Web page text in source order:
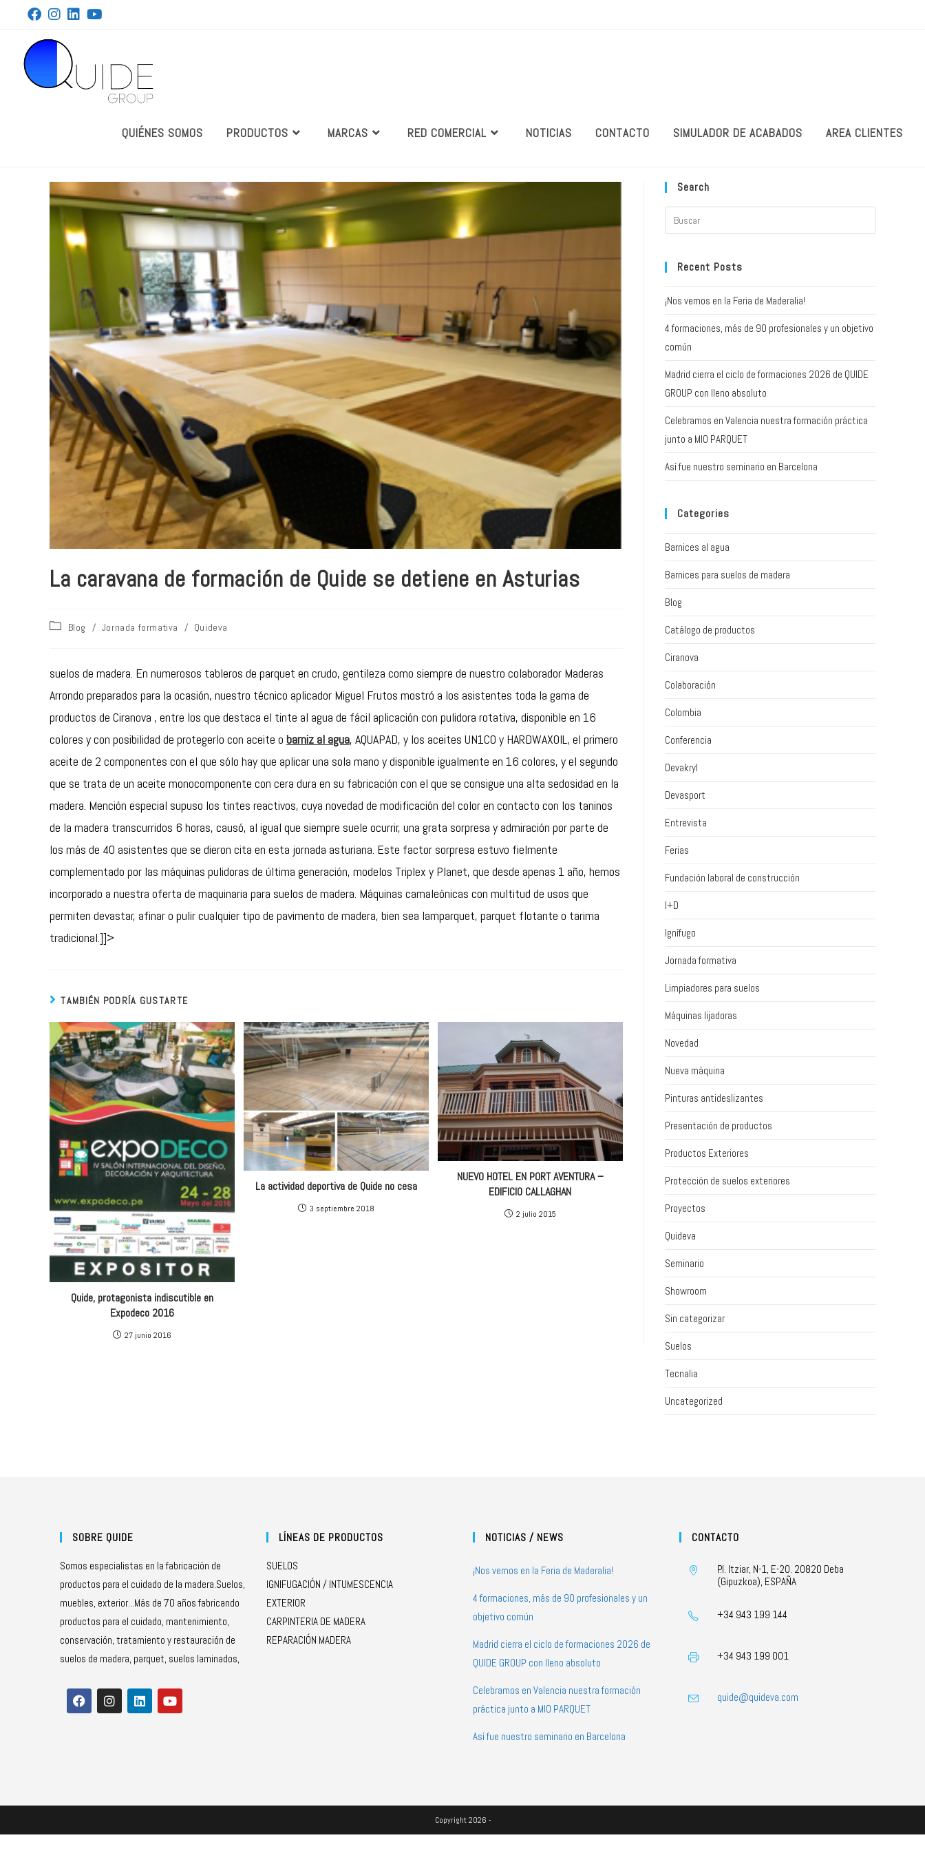
QUIÉNES SOMOS PRODUCTOS MARCAS RED COMERCIAL NOTICIAS CONTACTO SIMULADOR DE ACABADOS AREA CLIENTES
La caravana de formación de Quide se detiene en Asturias
Blog / Jornada formativa / Quideva
suelos de madera. En numerosos tableros de parquet en crudo, gentileza como siempre de nuestro colaborador Maderas
Arrondo preparados para la ocasión, nuestro técnico aplicador Miguel Frutos mostró a los asistentes toda la gama de
productos de Ciranova , entre los que destaca el tinte al agua de fácil aplicación con pulidora rotativa, disponible en 16
colores y con posibilidad de protegerlo con aceite o barniz al agua, AQUAPAD, y los aceites UN1CO y HARDWAXOIL, el primero
aceite de 2 componentes con el que sólo hay que aplicar una sola mano y disponible igualmente en 16 colores, y el segundo
que se trata de un aceite monocomponente con cera dura en su fabricación con el que se consigue una alta sedosidad en la
madera. Mención especial supuso los tintes reactivos, cuya novedad de modificación del color en contacto con los taninos
de la madera transcurridos 6 horas, causó, al igual que siempre suele ocurrir, una grata sorpresa y admiración por parte de
los más de 40 asistentes que se dieron cita en esta jornada asturiana. Este factor sorpresa estuvo fielmente
complementado por las máquinas pulidoras de última generación, modelos Triplex y Planet, que desde apenas 1 año, hemos
incorporado a nuestra oferta de maquinaria para suelos de madera. Máquinas camaleónicas con multitud de usos que
permiten devastar, afinar o pulir cualquier tipo de pavimento de madera, bien sea lamparquet, parquet flotante o tarima
tradicional.]]>
TAMBIÉN PODRÍA GUSTARTE
Quide, protagonista indiscutible en
Expodeco 2016
27 junio 2016
La actividad deportiva de Quide no cesa
3 septiembre 2018
NUEVO HOTEL EN PORT AVENTURA –
EDIFICIO CALLAGHAN
2 julio 2015
Search
Recent Posts
¡Nos vemos en la Feria de Maderalia!
4 formaciones, más de 90 profesionales y un objetivo
común
Madrid cierra el ciclo de formaciones 2026 de QUIDE
GROUP con lleno absoluto
Celebramos en Valencia nuestra formación práctica
junto a MIO PARQUET
Así fue nuestro seminario en Barcelona
Categories
Barnices al agua
Barnices para suelos de madera
Blog
Catálogo de productos
Ciranova
Colaboración
Colombia
Conferencia
Devakryl
Devasport
Entrevista
Ferias
Fundación laboral de construcción
I+D
Ignífugo
Jornada formativa
Limpiadores para suelos
Máquinas lijadoras
Novedad
Nueva máquina
Pinturas antideslizantes
Presentación de productos
Productos Exteriores
Protección de suelos exteriores
Proyectos
Quideva
Seminario
Showroom
Sin categorizar
Suelos
Tecnalia
Uncategorized
SOBRE QUIDE
Somos especialistas en la fabricación de
productos para el cuidado de la madera.Suelos,
muebles, exterior...Más de 70 años fabricando
productos para el cuidado, mantenimiento,
conservación, tratamiento y restauración de
suelos de madera, parquet, suelos laminados,
LÍNEAS DE PRODUCTOS
SUELOS
IGNIFUGACIÓN / INTUMESCENCIA
EXTERIOR
CARPINTERIA DE MADERA
REPARACIÓN MADERA
NOTICIAS / NEWS
¡Nos vemos en la Feria de Maderalia!
4 formaciones, más de 90 profesionales y un
objetivo común
Madrid cierra el ciclo de formaciones 2026 de
QUIDE GROUP con lleno absoluto
Celebramos en Valencia nuestra formación
práctica junto a MIO PARQUET
Así fue nuestro seminario en Barcelona
CONTACTO
P.I. Itziar, N-1, E-20. 20820 Deba
(Gipuzkoa), ESPAÑA
+34 943 199 144
+34 943 199 001
quide@quideva.com
Copyright 2026 -